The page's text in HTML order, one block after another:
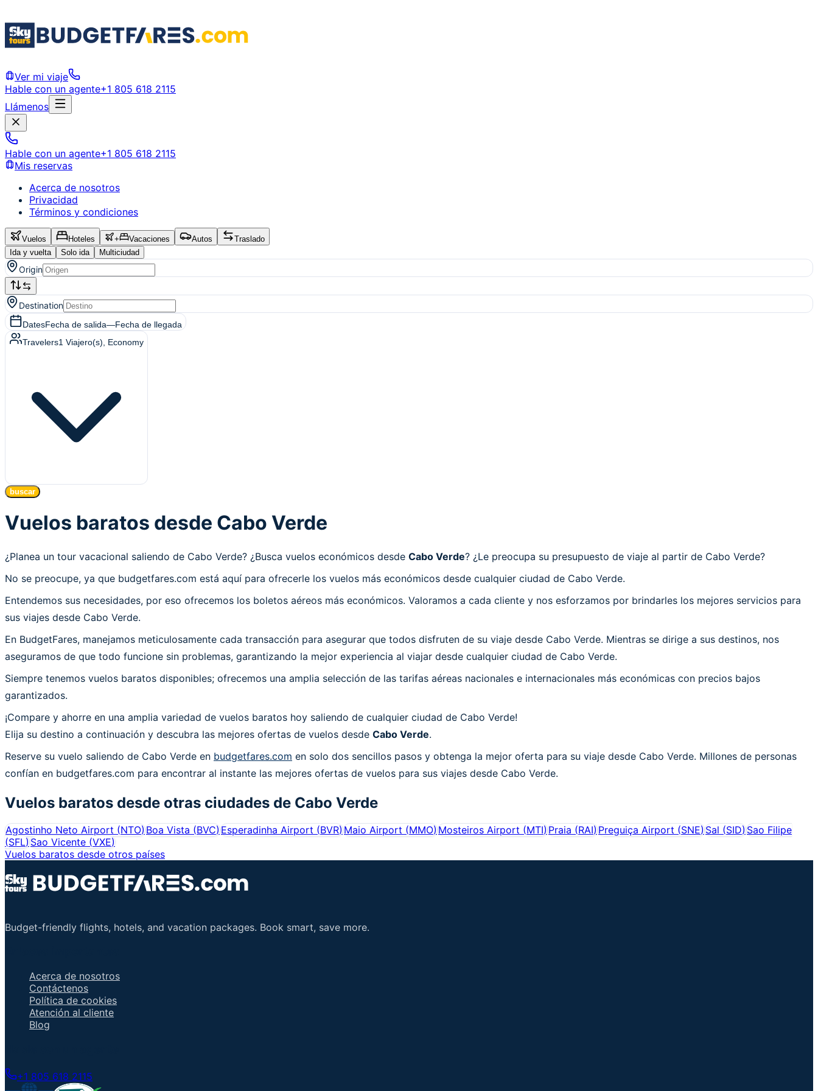
Ver mi viaje
Hable con un agente+1 805 618 2115
Llámenos
Hable con un agente+1 805 618 2115
Mis reservas
Acerca de nosotros
Privacidad
Términos y condiciones
Vuelos Hoteles + Vacaciones Autos
Traslado
Ida y vuelta
Solo ida Multiciudad
Origin
Destination
DatesFecha de salida—Fecha de llegada
Travelers1 Viajero(s) , Economy
buscar
Vuelos baratos desde Cabo Verde
¿Planea un tour vacacional saliendo de Cabo Verde? ¿Busca vuelos económicos desde Cabo Verde? ¿Le preocupa su presupuesto de viaje al partir de Cabo Verde?
No se preocupe, ya que budgetfares.com está aquí para ofrecerle los vuelos más económicos desde cualquier ciudad de Cabo Verde.
Entendemos sus necesidades, por eso ofrecemos los boletos aéreos más económicos. Valoramos a cada cliente y nos esforzamos por brindarles los mejores servicios para
sus viajes desde Cabo Verde.
En BudgetFares, manejamos meticulosamente cada transacción para asegurar que todos disfruten de su viaje desde Cabo Verde. Mientras se dirige a sus destinos, nos
aseguramos de que todo funcione sin problemas, garantizando la mejor experiencia al viajar desde cualquier ciudad de Cabo Verde.
Siempre tenemos vuelos baratos disponibles; ofrecemos una amplia selección de las tarifas aéreas nacionales e internacionales más económicas con precios bajos
garantizados.
¡Compare y ahorre en una amplia variedad de vuelos baratos hoy saliendo de cualquier ciudad de Cabo Verde!
Elija su destino a continuación y descubra las mejores ofertas de vuelos desde Cabo Verde.
Reserve su vuelo saliendo de Cabo Verde en budgetfares.com en solo dos sencillos pasos y obtenga la mejor oferta para su viaje desde Cabo Verde. Millones de personas
confían en budgetfares.com para encontrar al instante las mejores ofertas de vuelos para sus viajes desde Cabo Verde.
Vuelos baratos desde otras ciudades de Cabo Verde
Agostinho Neto Airport (NTO)Boa Vista (BVC)Esperadinha Airport (BVR)Maio Airport (MMO)Mosteiros Airport (MTI)Praia (RAI)Preguiça Airport (SNE)Sal (SID)Sao Filipe
(SFL)Sao Vicente (VXE)
Vuelos baratos desde otros países
Budget-friendly flights, hotels, and vacation packages. Book smart, save more.
Acerca de nosotros
Contáctenos
Política de cookies
Atención al cliente
Blog
+1 805 618 2115